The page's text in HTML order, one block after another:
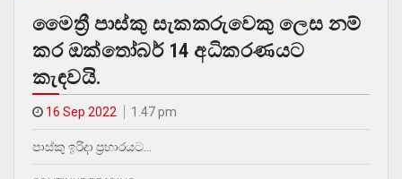
මෛත්‍රී පාස්කු සැකකරුවෙකු ලෙස නම්
කර ඔක්තෝබර් 14 අධිකරණයට
කැඳවයි.
16 Sep 2022 1.47 pm
පාස්කු ඉරිදා ප්‍රහාරයට…